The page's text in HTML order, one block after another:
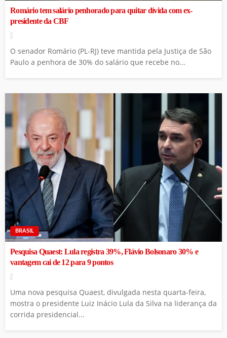
Romário tem salário penhorado para quitar dívida com ex-
presidente da CBF
O senador Romário (PL-RJ) teve mantida pela Justiça de São
Paulo a penhora de 30% do salário que recebe no...
BRASIL
Pesquisa Quaest: Lula registra 39%, Flávio Bolsonaro 30% e
vantagem cai de 12 para 9 pontos
Uma nova pesquisa Quaest, divulgada nesta quarta-feira,
mostra o presidente Luiz Inácio Lula da Silva na liderança da
corrida presidencial...